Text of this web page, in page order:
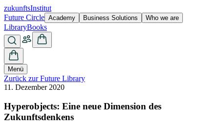
zukunftsInstitut
Future Circle Academy Business Solutions Who we are
LibraryBooks
Menü
Zurück zur Future Library
11. Dezember 2020
Hyperobjects: Eine neue Dimension des
Zukunftsdenkens